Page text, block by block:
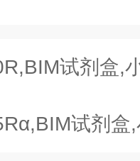
试剂盒,小鼠白介
试剂盒,小鼠白